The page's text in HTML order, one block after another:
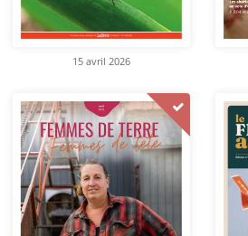
15 avril 2026